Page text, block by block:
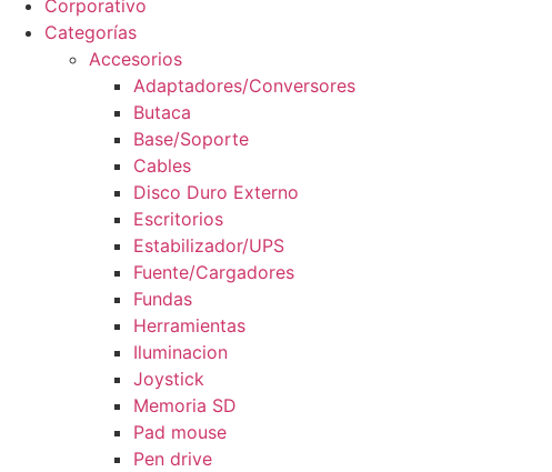
Corporativo
Categorías
Accesorios
Adaptadores/Conversores
Butaca
Base/Soporte
Cables
Disco Duro Externo
Escritorios
Estabilizador/UPS
Fuente/Cargadores
Fundas
Herramientas
Iluminacion
Joystick
Memoria SD
Pad mouse
Pen drive